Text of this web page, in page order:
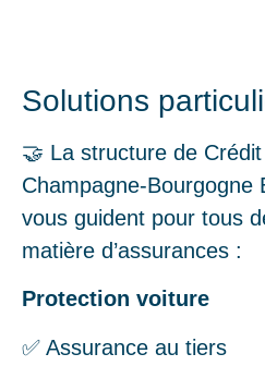
Solutions
🤝 La structure de
Champagne-Bourgogne
vous guident pour tous
matière d’assurances :
Protection voiture
✅ Assurance au tiers